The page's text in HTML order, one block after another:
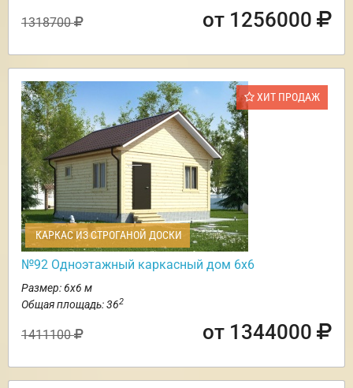
1318700 от 1256000
ХИТ ПРОДАЖ
КАРКАС ИЗ СТРОГАНОЙ ДОСКИ
№92 Одноэтажный каркасный дом 6х6
Размер: 6х6 м
Общая площадь: 362
1411100 от 1344000